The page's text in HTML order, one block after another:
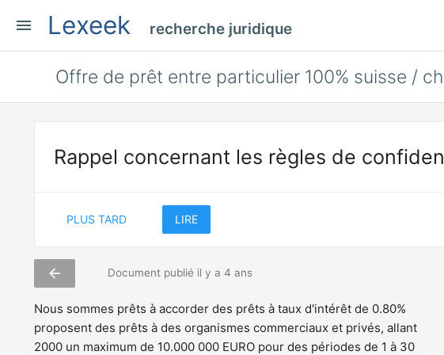
menu Lexeek recherche juridique
Offre de prêt entre particulier 100% suisse /
Rappel concernant les règles de
PLUS TARD LIRE
arrow_back Document publié il y a 4 ans
Nous sommes prêts à accorder des prêts à taux d'intérêt de 0.80%
proposent des prêts à des organismes commerciaux et privés, allant
2000 un maximum de 10.000 000 EURO pour des périodes de 1 à 30